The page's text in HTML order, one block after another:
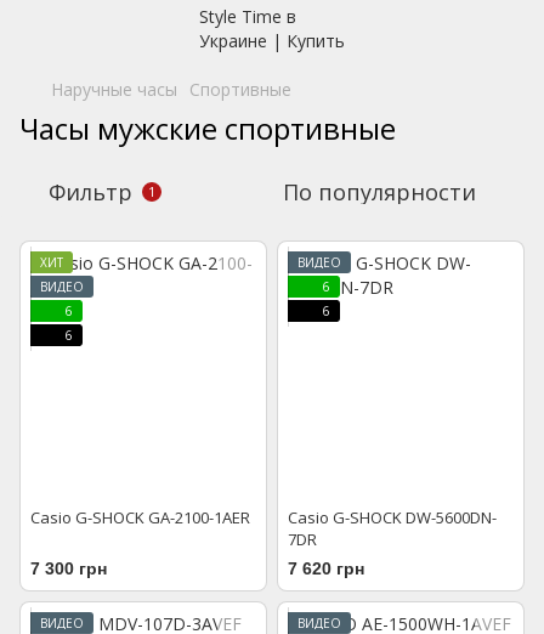
Наручные часы Спортивные
Часы мужские спортивные
Фильтр 1 По популярности
ХИТ
ВИДЕО
6
6
Casio G-SHOCK GA-2100-1AER
7 300 грн
ВИДЕО
6
6
Casio G-SHOCK DW-5600DN-
7DR
7 620 грн
ВИДЕО
ВИДЕО